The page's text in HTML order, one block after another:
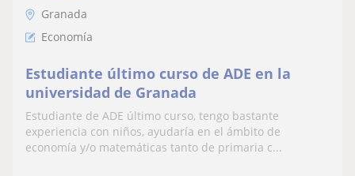
Granada
Economía
Estudiante último curso de ADE en la
universidad de Granada
Estudiante de ADE último curso, tengo bastante
experiencia con niños, ayudaría en el ámbito de
economía y/o matemáticas tanto de primaria c...